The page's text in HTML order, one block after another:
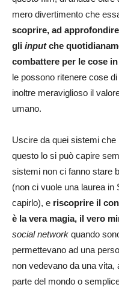
mero divertimento che
scoprire, ad
gli inputche
combattere per le cose
le possono ritenere cose
inoltre meraviglioso il
umano.
Uscire da quei sistemi
questo lo si può capire
sistemi non ci fanno stare
(non ci vuole una laurea
capirlo), e riscoprire il
è la vera magia, il vero
social network quando
permettevano ad una
non vedevano da una vita,
parte del mondo o